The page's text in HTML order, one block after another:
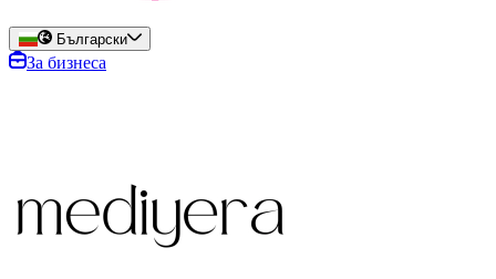
Български
За бизнеса